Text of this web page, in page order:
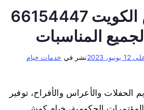
خيام كوش الكويت 66154447
المناسبات
12 يونيو، 2023 نشر في خدمات خيام
الحفلات والأعراس والأفراح، توفير